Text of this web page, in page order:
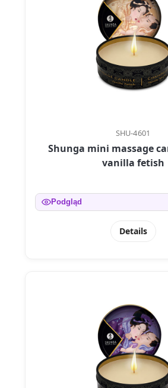
SHU-4601
Shunga mini massage
vanilla fetish
Podgląd
Details